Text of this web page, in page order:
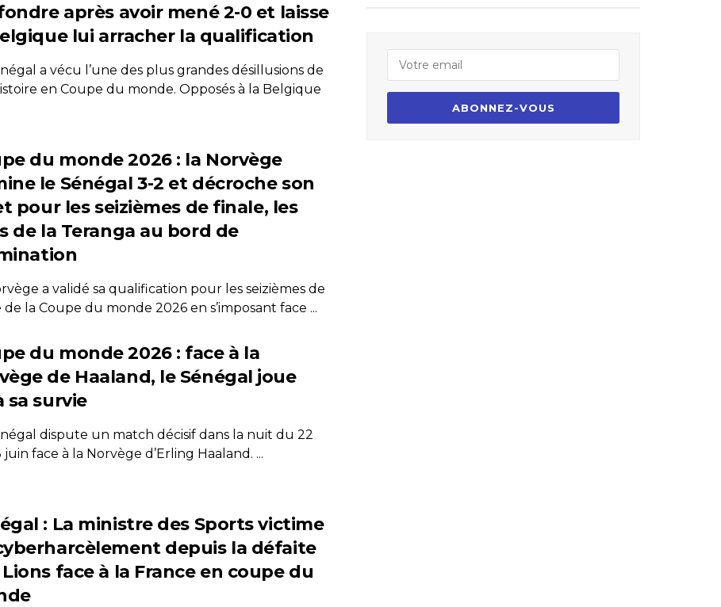
après avoir mené 2-0 et laisse
lui arracher la qualification
a vécu l’une des plus grandes désillusions de
en Coupe du monde. Opposés à la Belgique
du monde 2026 : la Norvège
le Sénégal 3-2 et décroche son
pour les seizièmes de finale, les
de la Teranga au bord de
a validé sa qualification pour les seizièmes de
la Coupe du monde 2026 en s’imposant face ...
du monde 2026 : face à la
de Haaland, le Sénégal joue
sa survie
dispute un match décisif dans la nuit du 22
juin face à la Norvège d’Erling Haaland. ...
: La ministre des Sports victime
depuis la défaite
face à la France en coupe du